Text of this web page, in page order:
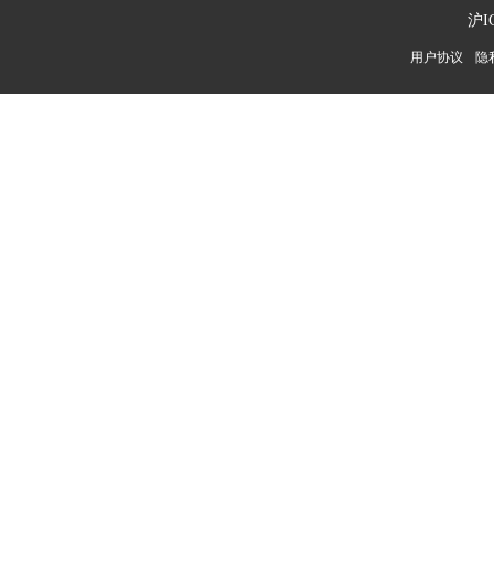
沪
用户协议 隐